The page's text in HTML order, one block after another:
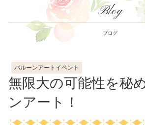
Blog
ブログ
バルーンアートイベント
無限大の可能性を秘
ンアート！